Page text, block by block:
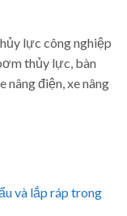
lực công nghiệp
thủy lực, bàn
nâng điện, xe nâng
và lắp ráp trong